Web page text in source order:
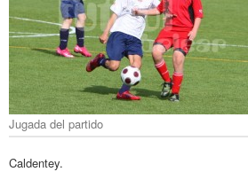
Jugada del partido
Caldentey.